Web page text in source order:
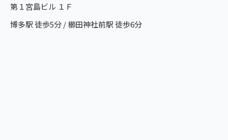
第１宮島ビル １Ｆ
博多駅 徒歩5分 / 櫛田神社前駅 徒歩6分